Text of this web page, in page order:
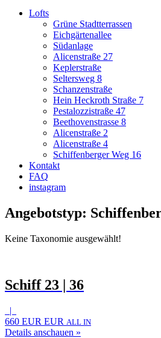
Lofts
Grüne Stadtterrassen
Eichgärtenallee
Südanlage
Alicenstraße 27
Keplerstraße
Seltersweg 8
Schanzenstraße
Hein Heckroth Straße 7
Pestalozzistraße 47
Beethovenstrasse 8
Alicenstraße 2
Alicenstraße 4
Schiffenberger Weg 16
Kontakt
FAQ
instagram
Angebotstyp:
Keine Taxonomie ausgewählt!
Schiff 23 | 36
|
660 EUR EUR ALL IN
Details anschauen »